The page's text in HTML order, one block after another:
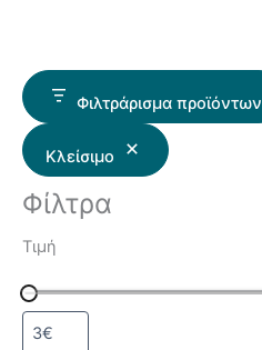
Φιλτράρισμα προϊόντων
Κλείσιμο
Φίλτρα
Τιμή